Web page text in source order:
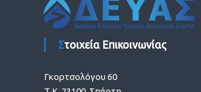
Στοιχεία Επικοινωνίας
Γκορτσολόγου 60